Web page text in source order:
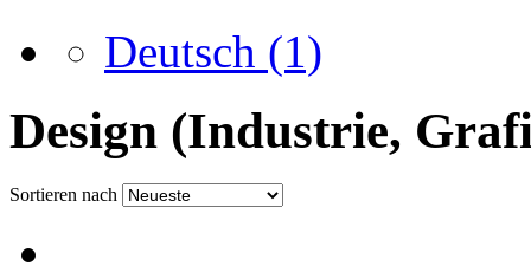
Deutsch (1)
Design (Industrie,
Sortieren nach